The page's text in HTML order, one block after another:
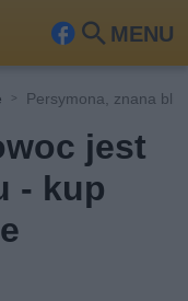
MENU
Fa
ook
Szu
Persymona, znana
jest
- kup